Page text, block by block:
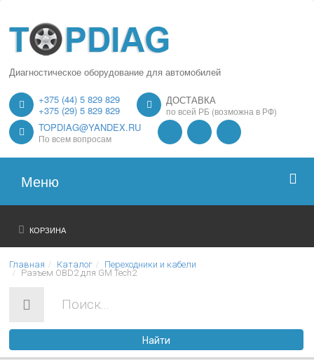
Диагностическое оборудование для автомобилей
+375 (44) 5 829 829
+375 (29) 5 829 829
ДОСТАВКА
по всей РБ (возможна в РФ)
TOPDIAG@YANDEX.RU
По всем вопросам
Меню
Главная
О нас
Оплата
КОРЗИНА
Главная Каталог
Переходники и кабели
Разъем OBD2 для GM Tech2
Найти